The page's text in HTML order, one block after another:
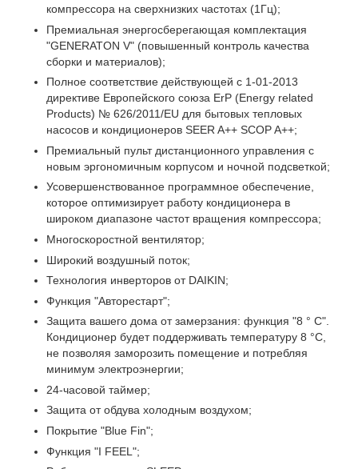
компрессора на сверхнизких частотах (1Гц);
Премиальная энергосберегающая комплектация
"GENERATON V" (повышенный контроль качества
сборки и материалов);
Полное соответствие действующей c 1-01-2013
директиве Европейского союза ErP (Energy related
Products) № 626/2011/EU для бытовых тепловых
насосов и кондиционеров SEER A++ SCOP A++;
Премиальный пульт дистанционного управления с
новым эргономичным корпусом и ночной подсветкой;
Усовершенствованное программное обеспечение,
которое оптимизирует работу кондиционера в
широком диапазоне частот вращения компрессора;
Многоскоростной вентилятор;
Широкий воздушный поток;
Технология инверторов от DAIKIN;
Функция "Авторестарт";
Защита вашего дома от замерзания: функция "8 ° C".
Кондиционер будет поддерживать температуру 8 °C,
не позволяя заморозить помещение и потребляя
минимум электроэнергии;
24-часовой таймер;
Защита от обдува холодным воздухом;
Покрытие "Blue Fin";
Функция "I FEEL";